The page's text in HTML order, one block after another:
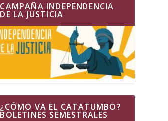
CAMPAÑA INDEPENDENCIA
DE LA JUSTICIA
¿CÓMO VA EL CATATUMBO?
BOLETINES SEMESTRALES